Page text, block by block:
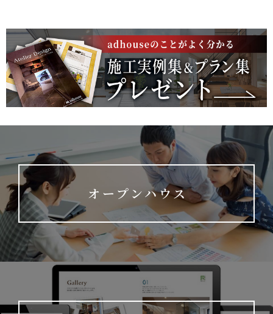
オープンハウス